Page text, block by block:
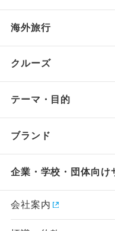
海外旅行
クルーズ
テーマ・目的
ブランド
企業・学校・団体向け
会社案内